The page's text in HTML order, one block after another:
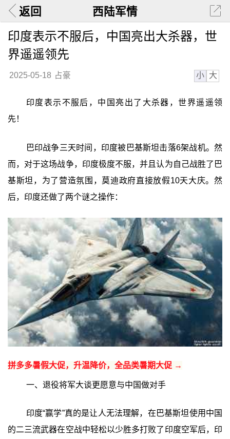
返回 西陆军情
印度表示不服后，中国亮出大杀器，世
界遥遥领先
2025-05-18 占豪 小 大
印度表示不服后，中国亮出了大杀器，世界遥遥领
先！
巴印战争三天时间，印度被巴基斯坦击落6架战机。然
而，对于这场战争，印度极度不服，并且认为自己战胜了巴
基斯坦，为了营造氛围，莫迪政府直接放假10天大庆。然
后，印度还做了两个谜之操作：
拼多多暑假大促，升温降价，全品类暑期大促 →
一、退役将军大谈更愿意与中国做对手
印度“赢学”真的是让人无法理解，在巴基斯坦使用中国
的二三流武器在空战中轻松以少胜多打败了印度空军后，印